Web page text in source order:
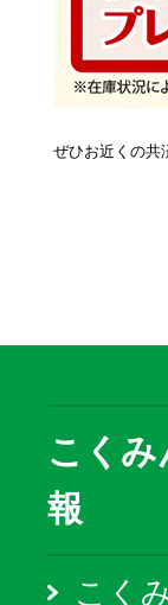
ぜひお近くの共
こく
報
こく